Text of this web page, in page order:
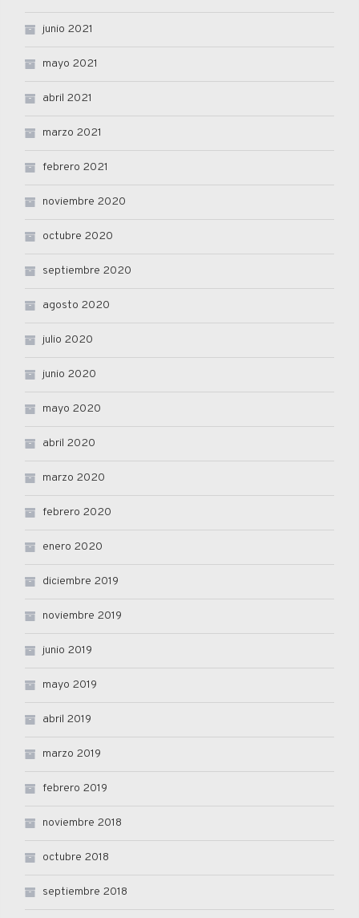
junio 2021
mayo 2021
abril 2021
marzo 2021
febrero 2021
noviembre 2020
octubre 2020
septiembre 2020
agosto 2020
julio 2020
junio 2020
mayo 2020
abril 2020
marzo 2020
febrero 2020
enero 2020
diciembre 2019
noviembre 2019
junio 2019
mayo 2019
abril 2019
marzo 2019
febrero 2019
noviembre 2018
octubre 2018
septiembre 2018